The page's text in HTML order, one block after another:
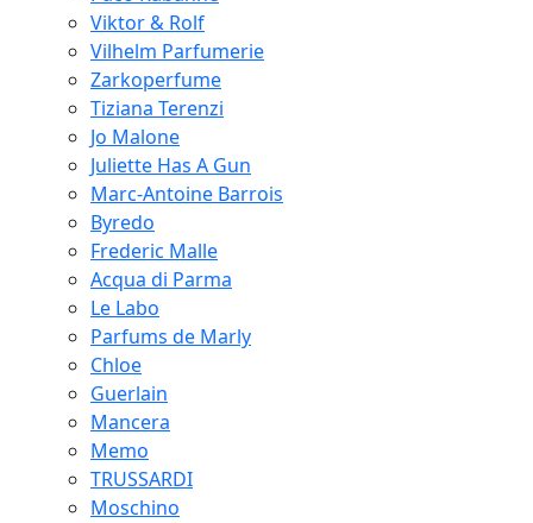
Viktor & Rolf
Vilhelm Parfumerie
Zarkoperfume
Tiziana Terenzi
Jo Malone
Juliette Has A Gun
Marc-Antoine Barrois
Byredo
Frederic Malle
Acqua di Parma
Le Labo
Parfums de Marly
Chloe
Guerlain
Mancera
Memo
TRUSSARDI
Moschino